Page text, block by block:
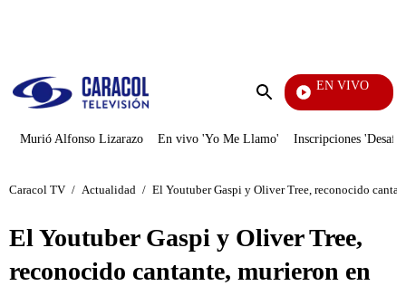
Enviar
EN VIVO
Televentas
Murió Alfonso Lizarazo En vivo 'Yo Me Llamo' Inscripciones
Caracol TV / Actualidad / El Youtuber Gaspi y Oliver Tree, reconocido
El Youtuber Gaspi y Oliver Tree,
reconocido cantante, murieron en